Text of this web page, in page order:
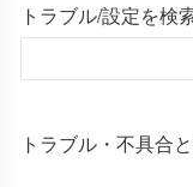
トラブル/設定を検
トラブル・不具合